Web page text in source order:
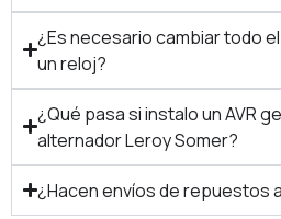
¿Es necesario cambiar todo
un reloj?
¿Qué pasa si instalo un AVR
alternador Leroy Somer?
¿Hacen envíos de repuestos